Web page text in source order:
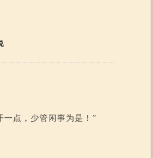
一点，少管闲事为是！”